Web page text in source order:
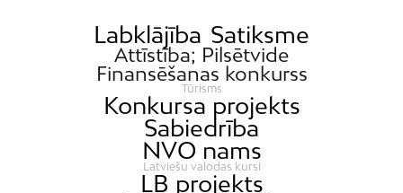
Labklājība Satiksme
Attīstība; Pilsētvide
Finansēšanas konkurss
Tūrisms
Konkursa projekts
Sabiedrība
NVO nams
Latviešu valodas kursi
LB projekts